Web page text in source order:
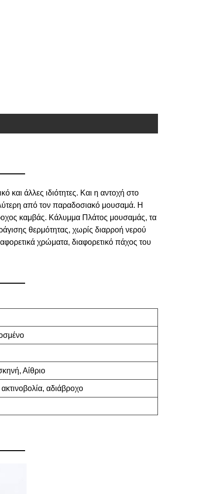
και άλλες ιδιότητες. Και η αντοχή στο
από τον παραδοσιακό μουσαμά. Η
καμβάς. Κάλυμμα Πλάτος μουσαμάς, τα
θερμότητας, χωρίς διαρροή νερού
χρώματα, διαφορετικό πάχος του
Αίθριο
αδιάβροχο